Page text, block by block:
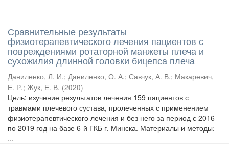
Сравнительные результаты
физиотерапевтического лечения пациентов с
повреждениями ротаторной манжеты плеча и
сухожилия длинной головки бицепса плеча
Даниленко, Л. И.; Даниленко, О. А.; Савчук, А. В.; Макаревич,
Е. Р.; Жук, Е. В. (2020)
Цель: изучение результатов лечения 159 пациентов с
травмами плечевого сустава, пролеченных с применением
физиотерапевтического лечения и без него за период с 2016
по 2019 год на базе 6-й ГКБ г. Минска. Материалы и методы:
...